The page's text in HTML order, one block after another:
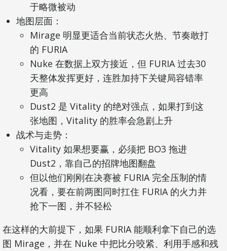
于略微被动
地图层面：
Mirage 明显更适合当前状态火热、节奏敢打
的 FURIA
Nuke 在数据上双方接近，但 FURIA 过去30
天整体发挥更好，连胜加持下关键局容错率
更高
Dust2 是 Vitality 的绝对强点，如果打到这
张地图，Vitality 的胜率会急剧上升
战术与走势：
Vitality 如果想要赢，必须把 BO3 拖进
Dust2，靠自己的招牌地图翻盘
但以他们刚刚在决赛被 FURIA 完全压制的情
况看，要在前两图同时扛住 FURIA 的火力并
抢下一图，并不轻松
在这样的大前提下，如果 FURIA 能顺利拿下自己的选
图 Mirage，并在 Nuke 中把比分咬紧、利用手感和残